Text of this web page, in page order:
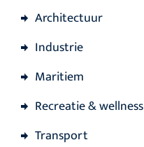
Architectuur
Industrie
Maritiem
Recreatie & wellness
Transport